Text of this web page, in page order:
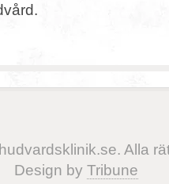
Alla
Design by Tribune